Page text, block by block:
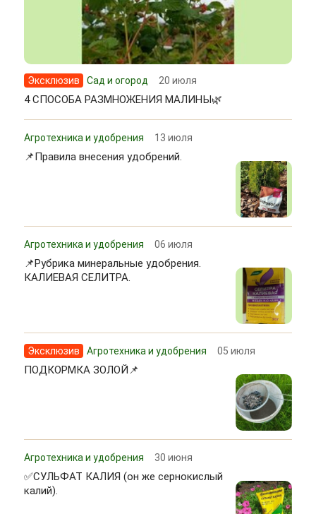
Эксклюзив Сад и огород 20 июля
4 СПОСОБА РАЗМНОЖЕНИЯ МАЛИНЫ🌿
Агротехника и удобрения 13 июля
📌Правила внесения удобрений.
Агротехника и удобрения 06 июля
📌Рубрика минеральные удобрения.
КАЛИЕВАЯ СЕЛИТРА.
Эксклюзив Агротехника и удобрения 05 июля
ПОДКОРМКА ЗОЛОЙ📌
Агротехника и удобрения 30 июня
✅СУЛЬФАТ КАЛИЯ (он же сернокислый
калий).